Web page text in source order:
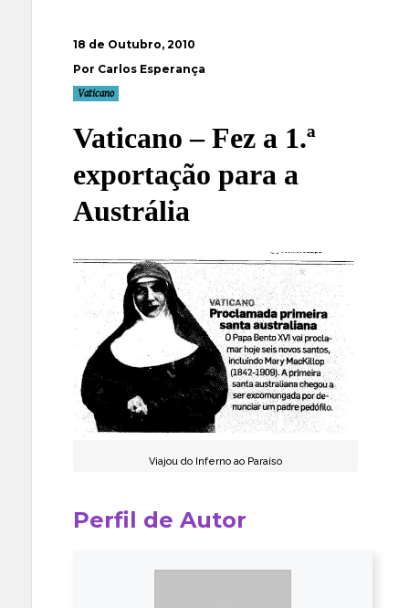
18 de Outubro, 2010
Por Carlos Esperança
Vaticano
Vaticano – Fez a 1.ª
exportação para a
Austrália
Viajou do Inferno ao Paraíso
Perfil de Autor